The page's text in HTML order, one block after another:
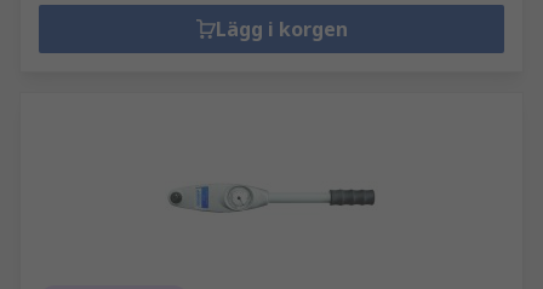
Lägg i korgen